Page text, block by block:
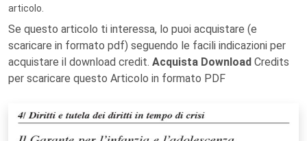
articolo.
Se questo articolo ti interessa, lo puoi acquistare (e
scaricare in formato pdf) seguendo le facili indicazioni per
acquistare il download credit. Acquista Download Credits
per scaricare questo Articolo in formato PDF